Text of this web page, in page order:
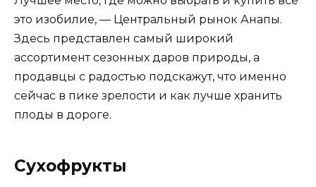
это изобилие, — Центральный рынок Анапы.
Здесь представлен самый широкий
ассортимент сезонных даров природы, а
продавцы с радостью подскажут, что именно
сейчас в пике зрелости и как лучше хранить
плоды в дороге.
Сухофрукты